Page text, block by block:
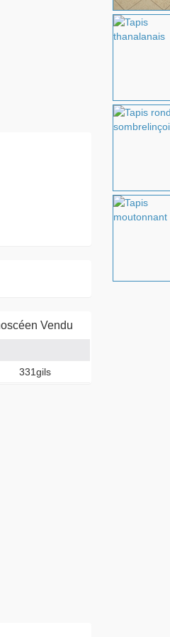
Vendu
331gils